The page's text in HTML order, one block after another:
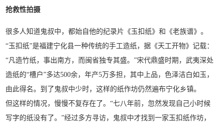
抢救性拍摄
很多人知道鬼叔中，都始自他的纪录片《玉扣纸》和《老族谱》。
“玉扣纸”是福建宁化县一种传统的手工造纸，据《天工开物》记载：
“凡造竹纸，事出南方，而闽省独专其盛。”宋代鼎盛时期，武夷深处
造纸的“槽户”多达500余，年产5万多担，其中上品，色泽洁白如玉，
由此得名。到了鬼叔中少时，这样的纸作坊仍然遍布宁化乡镇。
但这样的情况，慢慢不复存在了。“七八年前，忽然发现自己小时候
写字的纸没有了。”经过多方寻访，鬼叔中才找到一家玉扣纸作坊，